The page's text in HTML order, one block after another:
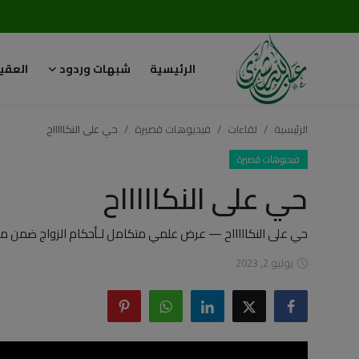
الرئيسية شبهات وردود
تسجيل
الدخول
شبهات وردود
العقيدة الإسلامية
رسائل مهمة
أحكام وفتاوى
الرئيسية لقاءات فيديوهات قصيرة حي على النكاااااح
فيديوهات قصيرة
حي على النكاااااح
حي على النكاااااح — عرض علمي متكامل لـأحكام الزواج ضمن
يوليو 2, 2023